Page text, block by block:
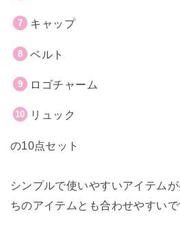
キャップ
ベルト
ロゴチャーム
リュック
の10点セット
シンプルで使いやすいアイテム
ちのアイテムとも合わせやすい